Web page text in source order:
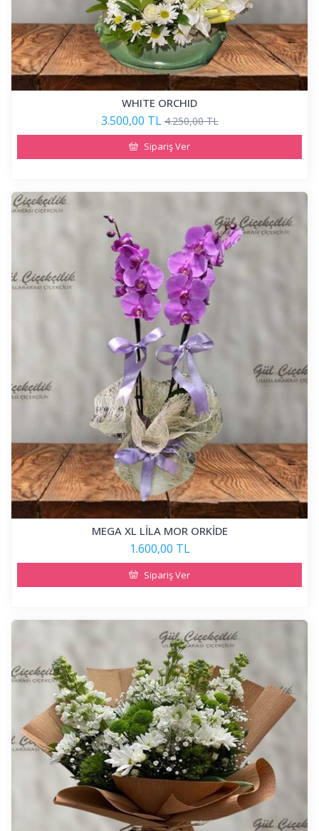
WHITE ORCHID
3.500,00 TL 4.250,00 TL
Sipariş Ver
MEGA XL LİLA MOR ORKİDE
1.600,00 TL
Sipariş Ver